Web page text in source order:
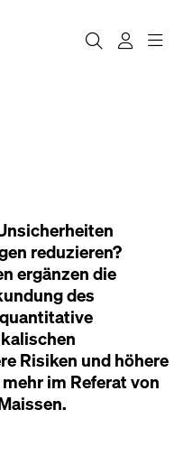
reduzieren?
ergänzen die
des
Risiken und höhere
im Referat von